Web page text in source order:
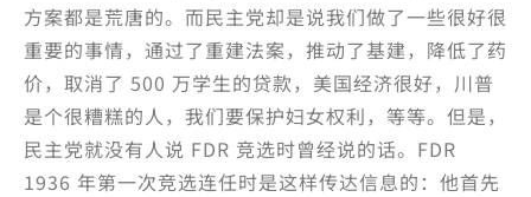
方案都是荒唐的。而民主党却是说我们做了一些很好很
重要的事情，通过了重建法案，推动了基建，降低了药
价，取消了 500 万学生的贷款，美国经济很好，川普
是个很糟糕的人，我们要保护妇女权利，等等。但是，
民主党就没有人说 FDR 竞选时曾经说的话。FDR
1936 年第一次竞选连任时是这样传达信息的：他首先